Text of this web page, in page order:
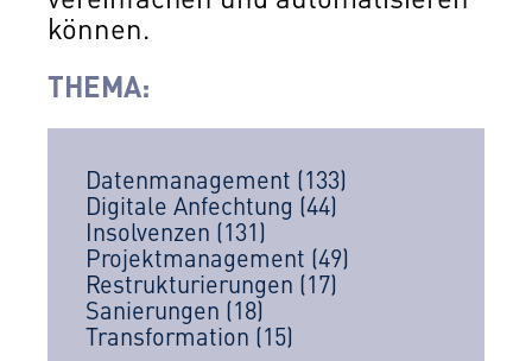
können.
THEMA:
Datenmanagement (133)
Digitale Anfechtung (44)
Insolvenzen (131)
Projektmanagement (49)
Restrukturierungen (17)
Sanierungen (18)
Transformation (15)